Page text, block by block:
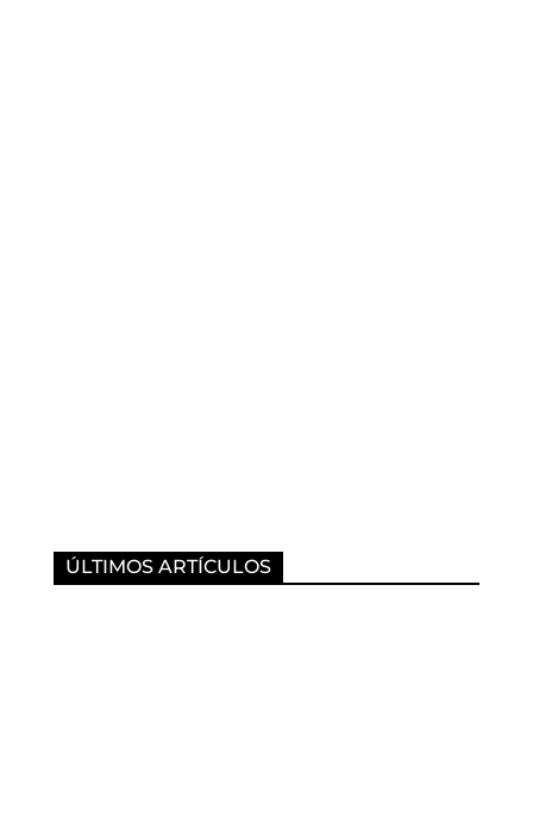
ÚLTIMOS ARTÍCULOS